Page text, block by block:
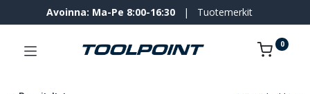
Avoinna: Ma-Pe 8:00-16:30 | Tuotemerkit
0